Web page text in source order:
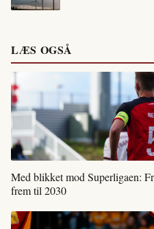
LÆS OGSÅ
Med blikket mod Superligaen:
frem til 2030